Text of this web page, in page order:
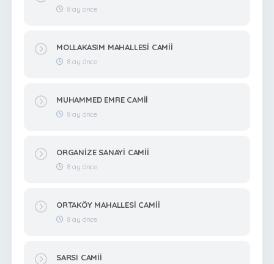
8 ay önce
MOLLAKASIM MAHALLESİ CAMİİ
8 ay önce
MUHAMMED EMRE CAMİİ
8 ay önce
ORGANİZE SANAYİ CAMİİ
8 ay önce
ORTAKÖY MAHALLESİ CAMİİ
8 ay önce
SARSI CAMİİ